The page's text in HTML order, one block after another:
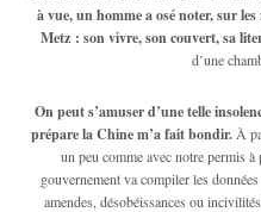
à vue, un homme a osé noter, sur
Metz : son vivre, son couvert, sa
d’une
On peut s’amuser d’une telle
prépare la Chine m’a fait bondir. À
un peu comme avec notre permis
gouvernement va compiler les
amendes, désobéissances ou